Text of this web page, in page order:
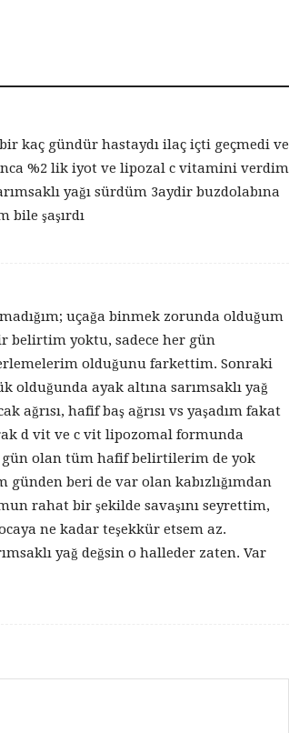
kaç gündür hastaydı ilaç içti geçmedi ve
%2 lik iyot ve lipozal c vitamini verdim
yağı sürdüm 3aydir buzdolabına
bile şaşırdı
uçağa binmek zorunda olduğum
belirtim yoktu, sadece her gün
olduğunu farkettim. Sonraki
olduğunda ayak altına sarımsaklı yağ
hafif baş ağrısı vs yaşadım fakat
d vit ve c vit lipozomal formunda
olan tüm hafif belirtilerim de yok
günden beri de var olan kabızlığımdan
rahat bir şekilde savaşını seyrettim,
ne kadar teşekkür etsem az.
yağ değsin o halleder zaten. Var